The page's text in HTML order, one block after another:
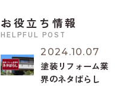
険性【2026年緊
急】オートンイク
シードが受注停
止？
お役立ち情報
HELPFUL POST
2024.10.07
塗装リフォーム業
界のネタばらし